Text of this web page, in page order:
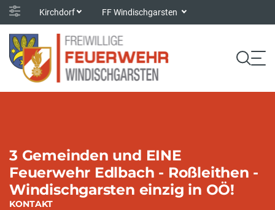
Kirchdorf FF Windischgarsten
3 Gemeinden und EINE
Feuerwehr Edlbach - Roßleithen -
Windischgarsten einzig in OÖ!
KONTAKT